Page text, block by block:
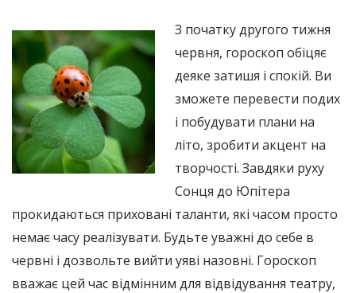
З початку другого тижня
червня, гороскоп обіцяє
деяке затишя і спокій. Ви
зможете перевести подих
і побудувати плани на
літо, зробити акцент на
творчості. Завдяки руху
Сонця до Юпітера
прокидаються приховані таланти, які часом просто
немає часу реалізувати. Будьте уважні до себе в
червні і дозвольте вийти уяві назовні. Гороскоп
вважає цей час відмінним для відвідування театру,